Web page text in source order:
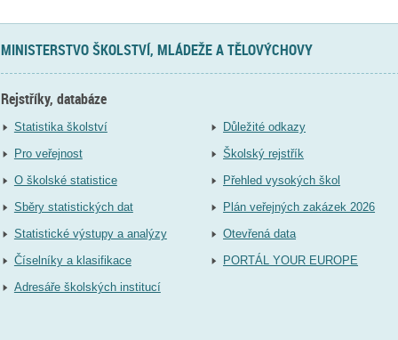
MINISTERSTVO ŠKOLSTVÍ, MLÁDEŽE A TĚLOVÝCHOVY
Rejstříky, databáze
Statistika školství
Pro veřejnost
O školské statistice
Sběry statistických dat
Statistické výstupy a analýzy
Číselníky a klasifikace
Adresáře školských institucí
Důležité odkazy
Školský rejstřík
Přehled vysokých škol
Plán veřejných zakázek 2026
Otevřená data
PORTÁL YOUR EUROPE